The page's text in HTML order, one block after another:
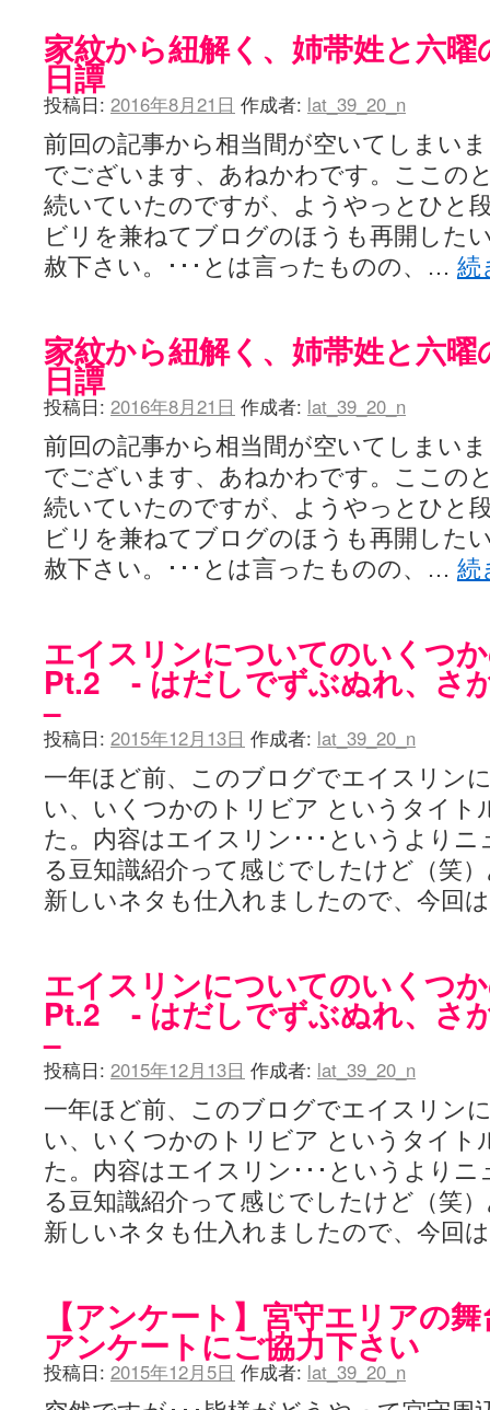
アニメを見ながらダラダラと就活をする - 咲-saki- / はるたんイェイ
白い物置 / 咲-Saki- Best Album ～Anthology～を買いました (00:24)
らぎこのだらだら日記帳 - 咲 -saki- / 咲アンテナ杯お疲れ様でした(半
考える凡人 / [咲-Saki-]姉帯豊音の能力考察―暦占という仮説―
まいるーむ / よく分かる、有珠山高校！（キャラについてひたすら語
プンスコ！ 野依日和！ - 咲-Saki- / 小蒔「渚のあわあわダブリィレイ
Ethanの色々ゆるじゃん不敗神話 - 咲-Saki- / 哲学的に考えてみる園城
幸咲良し / コメ返しその他 (08:27)
咲の仮blog / 和ちゃん (12:02)
もれ日和 / 一ちゃんのフィギュアと聞いたので (08:30)
読んだらそのままトイレで流して / 【今週の末原ちゃん】咲-Saki-
世紀末麻雀ブログ-じゃんキチ！ / 【咲-saki-】穏乃の良さを俺が「あ
すばらな人生 / 全国編終了！ ところで、すばら先輩はどれくらい出
ぐりーん哩 - 咲-Saki- / ネリー「ネリーはお金が要るの」 (15:00)
花鳥風月 - 咲-Saki- / やえたんイェイ～ (06:09)
電波天文学 - 咲-Saki- / BOOTH
Powered by livedoor 相互RSS
家紋から紐解く、姉帯姓と六
日譚
投稿日: 2016年8月21日 作成者: lat_39_20_n
前回の記事から相当間が空いてしまい
でございます、あねかわです。ここの
続いていたのですが、ようやっとひと
ビリを兼ねてブログのほうも再開した
赦下さい。･･･とは言ったものの、… 続
家紋から紐解く、姉帯姓と六
日譚
投稿日: 2016年8月21日 作成者: lat_39_20_n
前回の記事から相当間が空いてしまい
でございます、あねかわです。ここの
続いていたのですが、ようやっとひと
ビリを兼ねてブログのほうも再開した
赦下さい。･･･とは言ったものの、… 続
エイスリンについてのいくつ
Pt.2 - はだしでずぶぬれ、さ
–
投稿日: 2015年12月13日 作成者: lat_39_20_n
一年ほど前、このブログでエイスリン
い、いくつかのトリビア というタイト
た。内容はエイスリン･･･というより
る豆知識紹介って感じでしたけど（笑
新しいネタも仕入れましたので、今回
エイスリンについてのいくつ
Pt.2 - はだしでずぶぬれ、さ
–
投稿日: 2015年12月13日 作成者: lat_39_20_n
一年ほど前、このブログでエイスリン
い、いくつかのトリビア というタイト
た。内容はエイスリン･･･というより
る豆知識紹介って感じでしたけど（笑
新しいネタも仕入れましたので、今回
【アンケート】宮守エリアの
アンケートにご協力下さい
投稿日: 2015年12月5日 作成者: lat_39_20_n